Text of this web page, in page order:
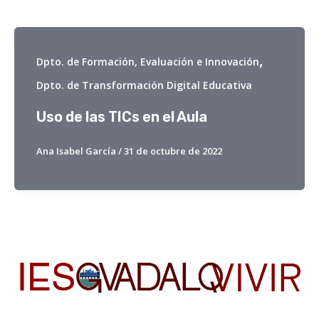
Dpto. de Formación, Evaluación e Innovación,
Dpto. de Transformación Digital Educativa
Uso de las TICs en el Aula
Ana Isabel García /31 de octubre de 2022